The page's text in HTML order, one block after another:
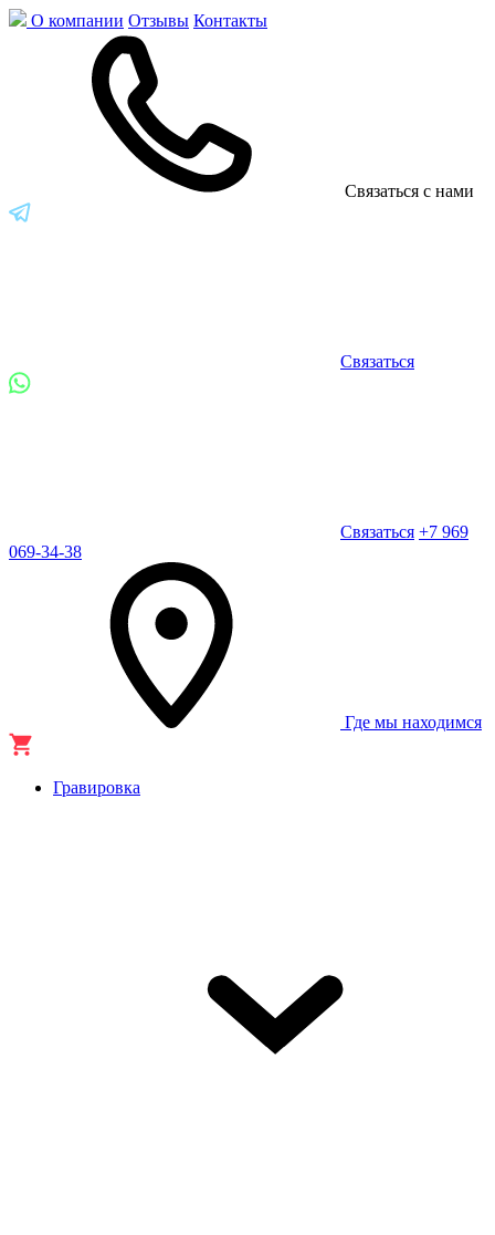
О компании Отзывы Контакты
Связаться с нами
Связаться
Связаться +7 969
069-34-38
Где мы находимся
Гравировка